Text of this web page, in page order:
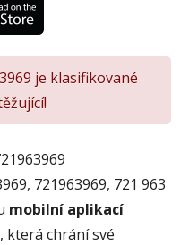
je klasifikované
721963969, 721 963
mobilní aplikací
která chrání své